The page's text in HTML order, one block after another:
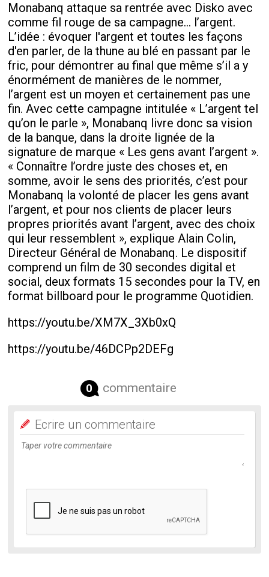
Monabanq attaque sa rentrée avec Disko avec
comme fil rouge de sa campagne… l’argent.
L’idée : évoquer l'argent et toutes les façons
d'en parler, de la thune au blé en passant par le
fric, pour démontrer au final que même s’il a y
énormément de manières de le nommer,
l’argent est un moyen et certainement pas une
fin. Avec cette campagne intitulée « L’argent tel
qu’on le parle », Monabanq livre donc sa vision
de la banque, dans la droite lignée de la
signature de marque « Les gens avant l’argent ».
« Connaître l’ordre juste des choses et, en
somme, avoir le sens des priorités, c’est pour
Monabanq la volonté de placer les gens avant
l’argent, et pour nos clients de placer leurs
propres priorités avant l’argent, avec des choix
qui leur ressemblent », explique Alain Colin,
Directeur Général de Monabanq. Le dispositif
comprend un film de 30 secondes digital et
social, deux formats 15 secondes pour la TV, en
format billboard pour le programme Quotidien.
https://youtu.be/XM7X_3Xb0xQ
https://youtu.be/46DCPp2DEFg
0 commentaire
Ecrire un commentaire